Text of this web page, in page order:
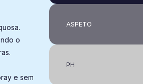
o
e sem
ASPETO
PH